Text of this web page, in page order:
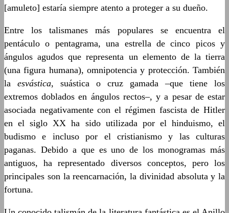
[amuleto] estaría siempre atento a proteger a su dueño.
Entre los talismanes más populares se encuentra el
pentáculo o pentagrama, una estrella de cinco picos y
ángulos agudos que representa un elemento de la tierra
(una figura humana), omnipotencia y protección. También
la esvástica, suástica o cruz gamada –que tiene los
extremos doblados en ángulos rectos–, y a pesar de estar
asociada negativamente con el régimen fascista de Hitler
en el siglo XX ha sido utilizada por el hinduismo, el
budismo e incluso por el cristianismo y las culturas
paganas. Debido a que es uno de los monogramas más
antiguos, ha representado diversos conceptos, pero los
principales son la reencarnación, la divinidad absoluta y la
fortuna.